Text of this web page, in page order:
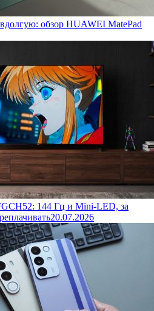
обзор HUAWEI MatePad
144 Гц и Mini-LED, за
20.07.2026